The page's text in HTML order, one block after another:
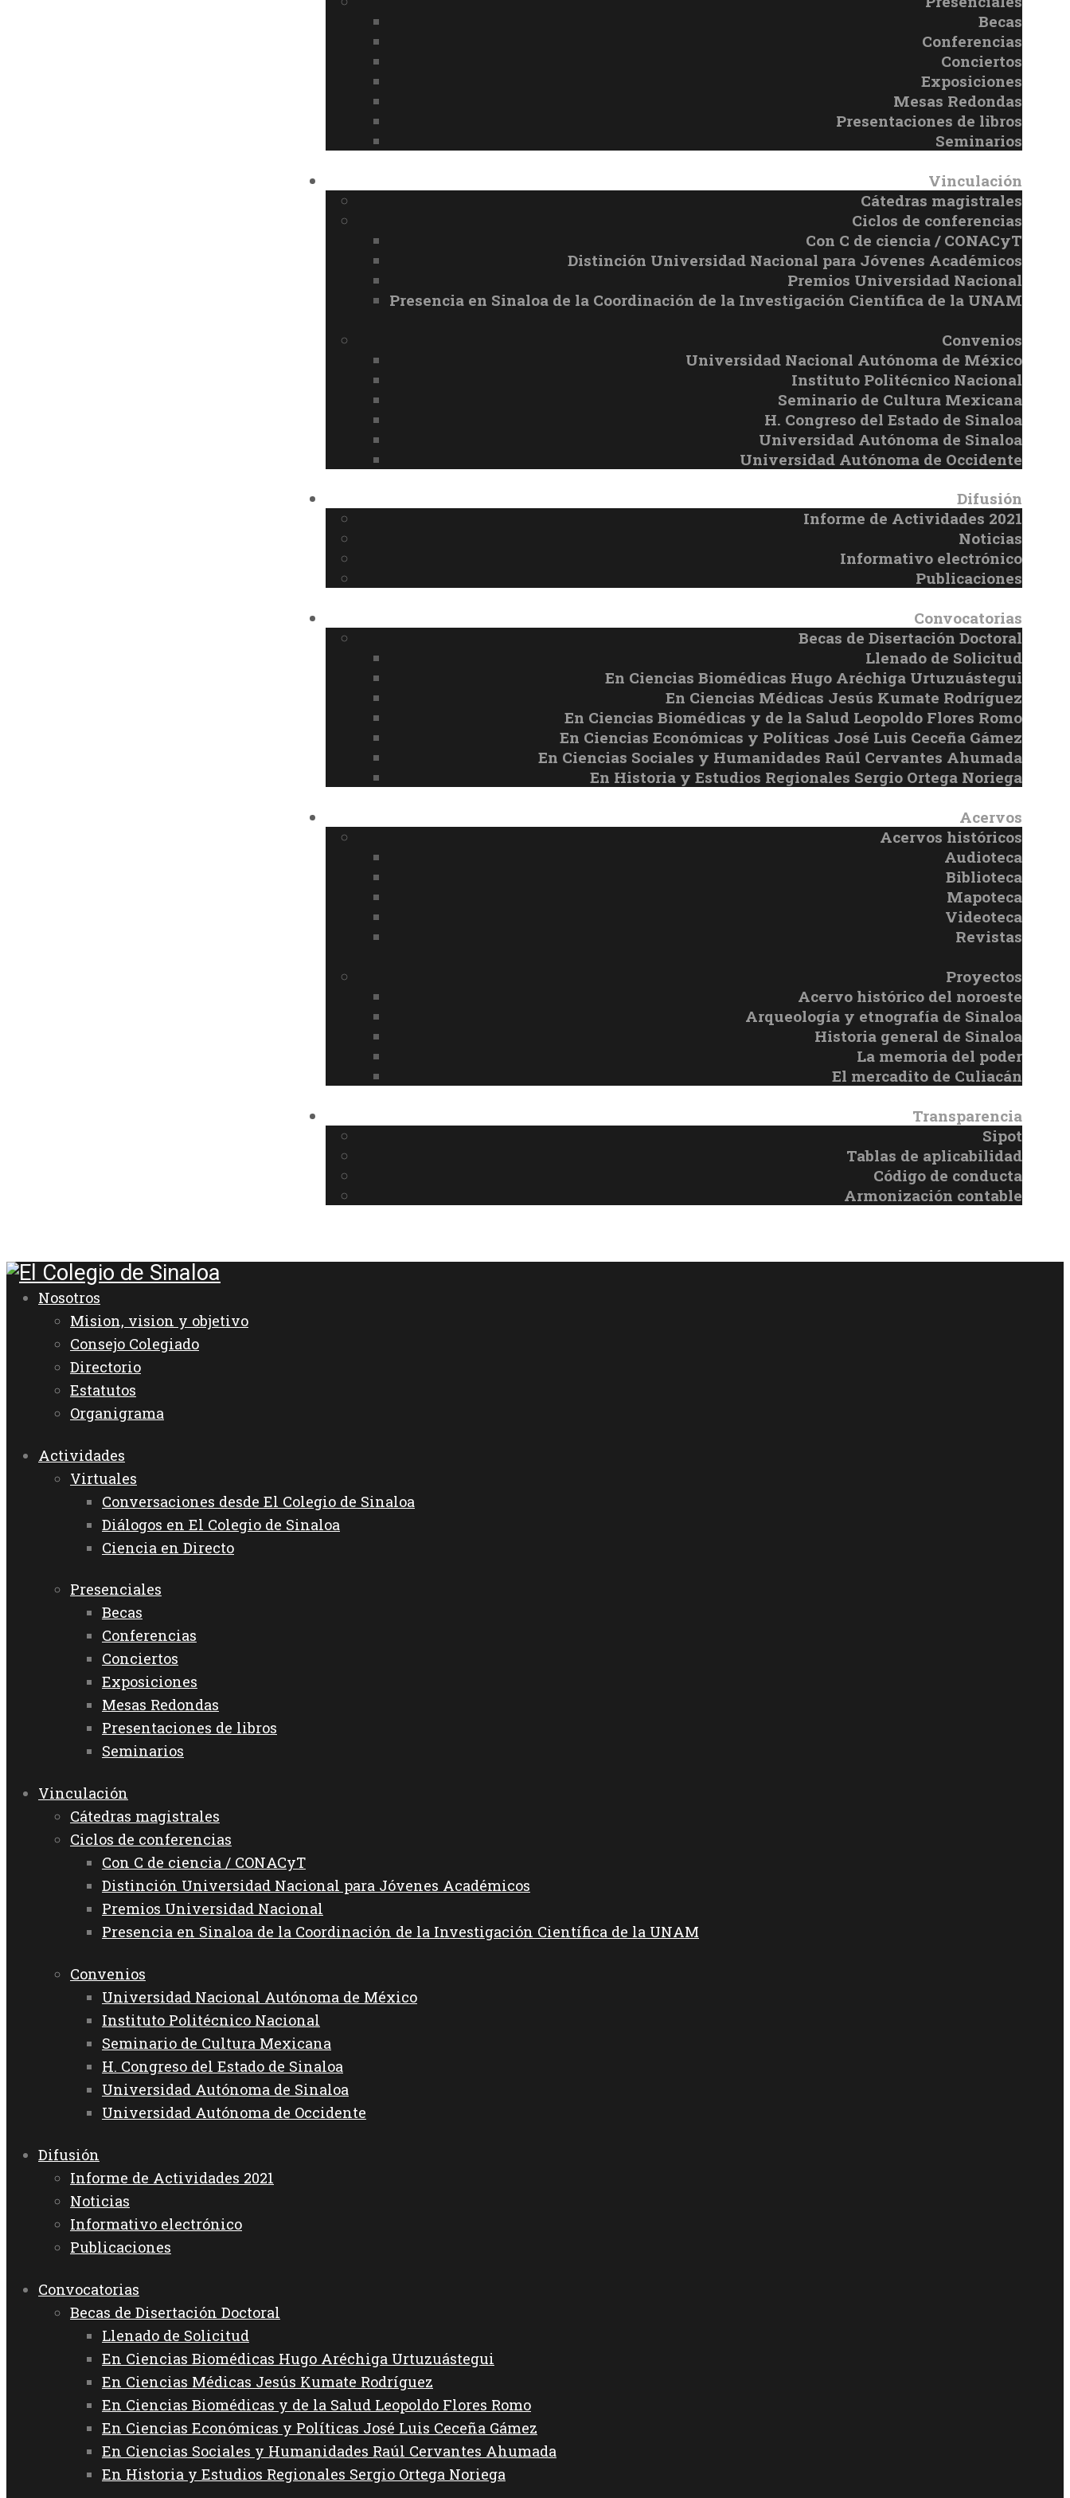
Becas
Conferencias
Conciertos
Exposiciones
Mesas Redondas
Presentaciones de libros
Seminarios
Vinculación
Cátedras magistrales
Ciclos de conferencias
Con C de ciencia / CONACyT
Distinción Universidad Nacional para Jóvenes Académicos
Premios Universidad Nacional
Presencia en Sinaloa de la Coordinación de la Investigación Científica de la UNAM
Convenios
Universidad Nacional Autónoma de México
Instituto Politécnico Nacional
Seminario de Cultura Mexicana
H. Congreso del Estado de Sinaloa
Universidad Autónoma de Sinaloa
Universidad Autónoma de Occidente
Difusión
Informe de Actividades 2021
Noticias
Informativo electrónico
Publicaciones
Convocatorias
Becas de Disertación Doctoral
Llenado de Solicitud
En Ciencias Biomédicas Hugo Aréchiga Urtuzuástegui
En Ciencias Médicas Jesús Kumate Rodríguez
En Ciencias Biomédicas y de la Salud Leopoldo Flores Romo
En Ciencias Económicas y Políticas José Luis Ceceña Gámez
En Ciencias Sociales y Humanidades Raúl Cervantes Ahumada
En Historia y Estudios Regionales Sergio Ortega Noriega
Acervos
Acervos históricos
Audioteca
Biblioteca
Mapoteca
Videoteca
Revistas
Proyectos
Acervo histórico del noroeste
Arqueología y etnografía de Sinaloa
Historia general de Sinaloa
La memoria del poder
El mercadito de Culiacán
Transparencia
Sipot
Tablas de aplicabilidad
Código de conducta
Armonización contable
Nosotros
Mision, vision y objetivo
Consejo Colegiado
Directorio
Estatutos
Organigrama
Actividades
Virtuales
Conversaciones desde El Colegio de Sinaloa
Diálogos en El Colegio de Sinaloa
Ciencia en Directo
Presenciales
Becas
Conferencias
Conciertos
Exposiciones
Mesas Redondas
Presentaciones de libros
Seminarios
Vinculación
Cátedras magistrales
Ciclos de conferencias
Con C de ciencia / CONACyT
Distinción Universidad Nacional para Jóvenes Académicos
Premios Universidad Nacional
Presencia en Sinaloa de la Coordinación de la Investigación Científica de la UNAM
Convenios
Universidad Nacional Autónoma de México
Instituto Politécnico Nacional
Seminario de Cultura Mexicana
H. Congreso del Estado de Sinaloa
Universidad Autónoma de Sinaloa
Universidad Autónoma de Occidente
Difusión
Informe de Actividades 2021
Noticias
Informativo electrónico
Publicaciones
Convocatorias
Becas de Disertación Doctoral
Llenado de Solicitud
En Ciencias Biomédicas Hugo Aréchiga Urtuzuástegui
En Ciencias Médicas Jesús Kumate Rodríguez
En Ciencias Biomédicas y de la Salud Leopoldo Flores Romo
En Ciencias Económicas y Políticas José Luis Ceceña Gámez
En Ciencias Sociales y Humanidades Raúl Cervantes Ahumada
En Historia y Estudios Regionales Sergio Ortega Noriega